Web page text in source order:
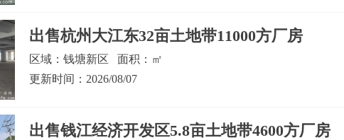
出售杭州大江东32亩土地带11000方厂房
区域：钱塘新区 面积：㎡
更新时间：2026/08/07
出售钱江经济开发区5.8亩土地带4600方厂房